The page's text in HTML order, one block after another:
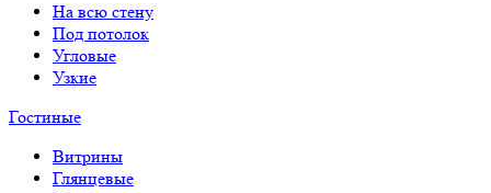
На всю стену
Под потолок
Угловые
Узкие
Гостиные
Витрины
Глянцевые